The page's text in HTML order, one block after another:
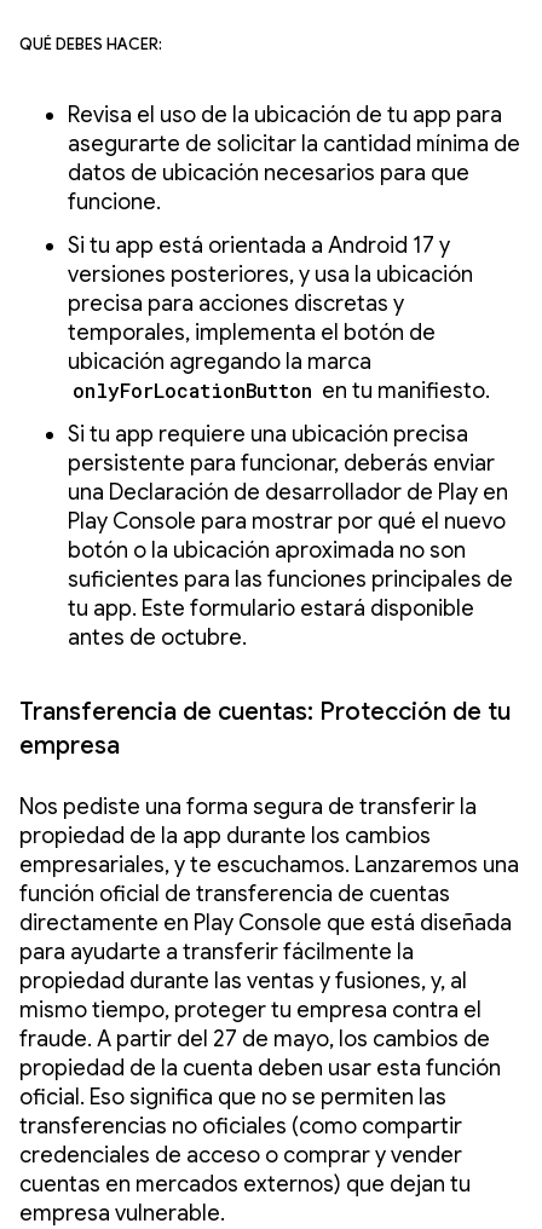
Qué debes hacer:
Revisa el uso de la ubicación de tu app para
asegurarte de solicitar la cantidad mínima de
datos de ubicación necesarios para que
funcione.
Si tu app está orientada a Android 17 y
versiones posteriores, y usa la ubicación
precisa para acciones discretas y
temporales, implementa el botón de
ubicación agregando la marca
onlyForLocationButton en tu manifiesto.
Si tu app requiere una ubicación precisa
persistente para funcionar, deberás enviar
una Declaración de desarrollador de Play en
Play Console para mostrar por qué el nuevo
botón o la ubicación aproximada no son
suficientes para las funciones principales de
tu app. Este formulario estará disponible
antes de octubre.
Transferencia de cuentas: Protección de tu
empresa
Nos pediste una forma segura de transferir la
propiedad de la app durante los cambios
empresariales, y te escuchamos. Lanzaremos una
función oficial de transferencia de cuentas
directamente en Play Console que está diseñada
para ayudarte a transferir fácilmente la
propiedad durante las ventas y fusiones, y, al
mismo tiempo, proteger tu empresa contra el
fraude. A partir del 27 de mayo, los cambios de
propiedad de la cuenta deben usar esta función
oficial. Eso significa que no se permiten las
transferencias no oficiales (como compartir
credenciales de acceso o comprar y vender
cuentas en mercados externos) que dejan tu
empresa vulnerable.